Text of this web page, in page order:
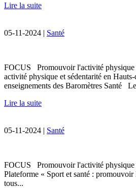
Lire la suite
05-11-2024 | Santé
FOCUS Promouvoir l'activité
activité physique et sédentarité en
enseignements des Baromètres Santé
Lire la suite
05-11-2024 | Santé
FOCUS Promouvoir l'activité physique
Plateforme « Sport et santé :
tous...